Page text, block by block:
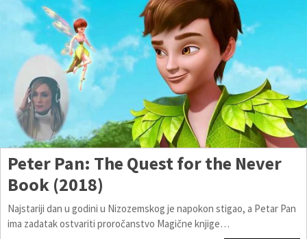
Peter Pan: The Quest for the Never
Book (2018)
Najstariji dan u godini u Nizozemskog je napokon stigao, a Petar Pan
ima zadatak ostvariti proročanstvo Magične knjige…